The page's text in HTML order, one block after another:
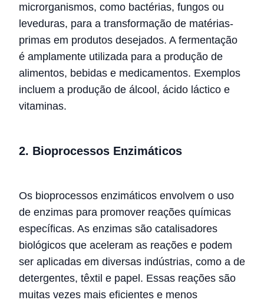
microrganismos, como bactérias, fungos ou
leveduras, para a transformação de matérias-
primas em produtos desejados. A fermentação
é amplamente utilizada para a produção de
alimentos, bebidas e medicamentos. Exemplos
incluem a produção de álcool, ácido láctico e
vitaminas.
2. Bioprocessos Enzimáticos
Os bioprocessos enzimáticos envolvem o uso
de enzimas para promover reações químicas
específicas. As enzimas são catalisadores
biológicos que aceleram as reações e podem
ser aplicadas em diversas indústrias, como a de
detergentes, têxtil e papel. Essas reações são
muitas vezes mais eficientes e menos